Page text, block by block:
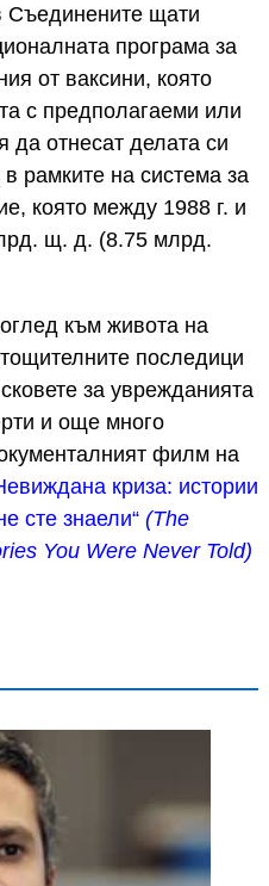
Съединените щати
програма за
от ваксини, която
с предполагаеми или
да отнесат делата си
рамките на система за
която между 1988 г. и
щ. д. (8.75 млрд.
към живота на
последици
за уврежданията
и още много
филм на
криза: истории
сте знаели“ (The
You Were Never Told)